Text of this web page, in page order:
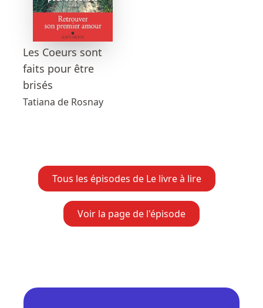
Les Coeurs sont
faits pour être
brisés
Tatiana de Rosnay
Tous les épisodes de Le livre à lire
Voir la page de l'épisode